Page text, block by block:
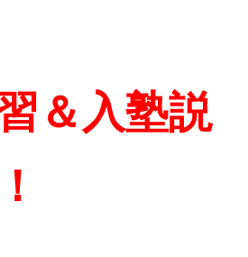
＆入塾説